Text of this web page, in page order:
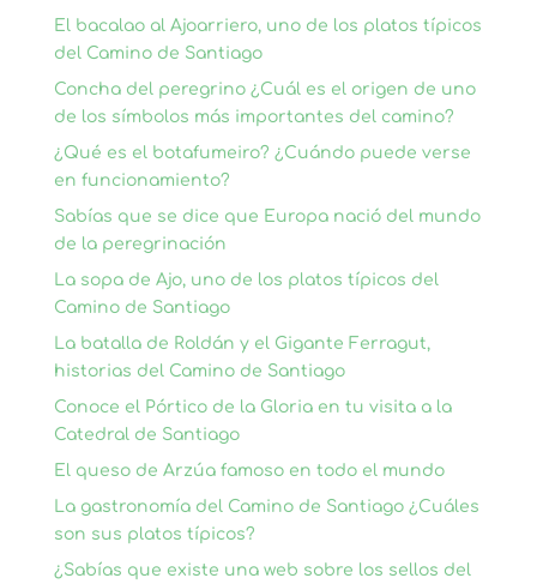
El bacalao al Ajoarriero, uno de los platos típicos
del Camino de Santiago
Concha del peregrino ¿Cuál es el origen de uno
de los símbolos más importantes del camino?
¿Qué es el botafumeiro? ¿Cuándo puede verse
en funcionamiento?
Sabías que se dice que Europa nació del mundo
de la peregrinación
La sopa de Ajo, uno de los platos típicos del
Camino de Santiago
La batalla de Roldán y el Gigante Ferragut,
historias del Camino de Santiago
Conoce el Pórtico de la Gloria en tu visita a la
Catedral de Santiago
El queso de Arzúa famoso en todo el mundo
La gastronomía del Camino de Santiago ¿Cuáles
son sus platos típicos?
¿Sabías que existe una web sobre los sellos del